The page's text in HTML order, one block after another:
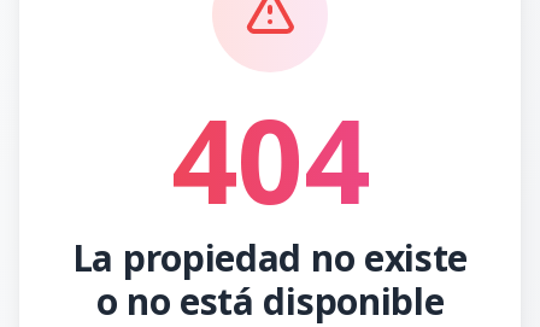
404
La propiedad no existe
o no está disponible